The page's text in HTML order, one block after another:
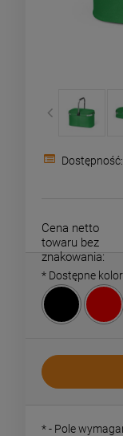
Dostępność:
Cena netto
towaru bez
znakowania:
* Dostępne
*- Pole